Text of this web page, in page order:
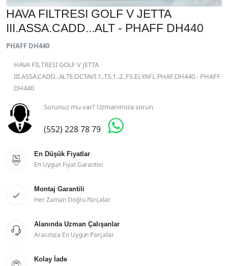
HAVA FILTRESI GOLF V JETTA
III.ASSA.CADD...ALT - PHAFF DH440
PHAFF DH440
HAVA FILTRESI GOLF V JETTA
III.ASSA.CADD...ALTE.OCTAVI.1..TS.1..2..FS.ELYAFL.PHAF.DH440 - PHAFF
DH440
Sorunuz mu var? Uzmanımıza sorun
(552) 228 78 79 

En Düşük Fiyatlar
En Uygun Fiyat Garantisi

Montaj Garantili
Her Zaman Doğru Parçalar

Alanında Uzman Çalışanlar
Aracınıza En Uygun Parçalar
Kolay İade